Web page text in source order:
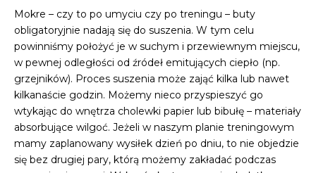
Mokre – czy to po umyciu czy po treningu – buty
obligatoryjnie nadają się do suszenia. W tym celu
powinniśmy położyć je w suchym i przewiewnym miejscu,
w pewnej odległości od źródeł emitujących ciepło (np.
grzejników). Proces suszenia może zająć kilka lub nawet
kilkanaście godzin. Możemy nieco przyspieszyć go
wtykając do wnętrza cholewki papier lub bibułę – materiały
absorbujące wilgoć. Jeżeli w naszym planie treningowym
mamy zaplanowany wysiłek dzień po dniu, to nie objedzie
się bez drugiej pary, którą możemy zakładać podczas